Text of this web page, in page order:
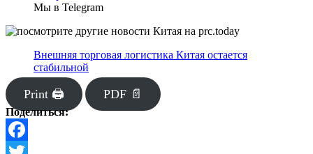
Мы в Telegram
Внешняя торговая логистика Китая остается
стабильной
Print 🖨 PDF 📄
Поделиться:
Facebook